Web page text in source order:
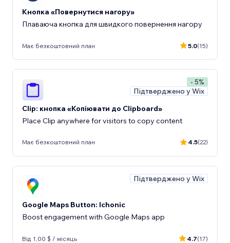
Кнопка «Повернутися нагору»
Плаваюча кнопка для швидкого повернення нагору
Має безкоштовний план 5.0(15)
- 5%
Підтверджено у Wix
Clip: кнопка «Копіювати до Clipboard»
Place Clip anywhere for visitors to copy content
Має безкоштовний план 4.5(22)
Підтверджено у Wix
Google Maps Button: Ichonic
Boost engagement with Google Maps app
Від 1,00 $ / місяць 4.7(17)